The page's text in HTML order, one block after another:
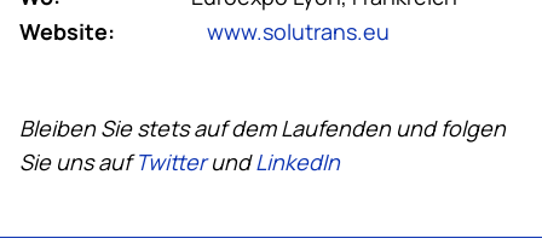
Website: www.solutrans.eu
Bleiben Sie stets auf dem Laufenden und folgen
Sie uns aufTwitter und LinkedIn